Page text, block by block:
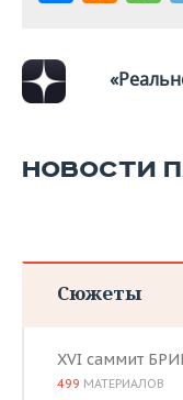
НОВОСТИ
Сюжеты
XVI саммит
499 МАТЕРИАЛОВ